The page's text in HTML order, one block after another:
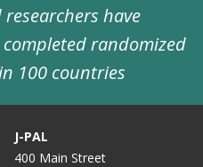
researchers have
randomized
100 countries
J-PAL
400 Main Street